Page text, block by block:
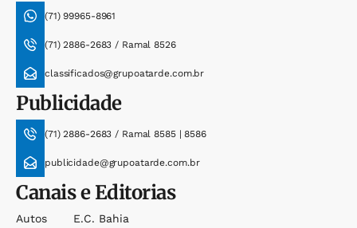
(71) 99965-8961
(71) 2886-2683 / Ramal 8526
classificados@grupoatarde.com.br
Publicidade
(71) 2886-2683 / Ramal 8585 | 8586
publicidade@grupoatarde.com.br
Canais e Editorias
Autos
E.c. Bahia